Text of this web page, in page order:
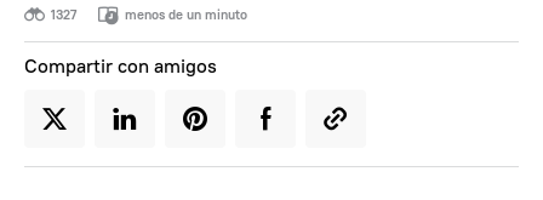
1327 menos de un minuto
Compartir con amigos